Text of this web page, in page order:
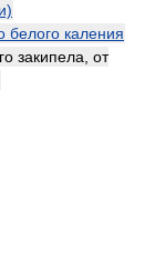
белого каления
закипела, от